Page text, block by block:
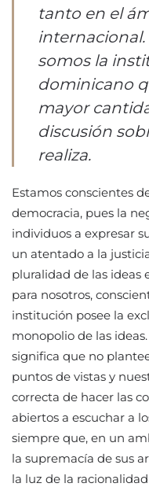
tanto en el
internacional.
somos la
dominicano
mayor
discusión
realiza.
Estamos conscientes
democracia, pues la
individuos a expresar
un atentado a la
pluralidad de las ideas
para nosotros,
institución posee la
monopolio de las
significa que no
puntos de vistas y
correcta de hacer las
abiertos a escuchar a
siempre que, en un
la supremacía de sus
la luz de la